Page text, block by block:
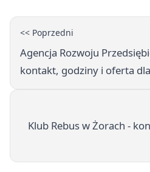
<< Poprzedni
Agencja Rozwoju
kontakt, godziny i oferta
Klub Rebus w Żorach -